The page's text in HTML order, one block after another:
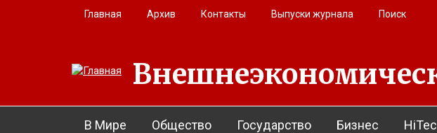
Перейти к основному содержанию
Главная Архив Контакты Выпуски журнала Поиск
В Мире Общество Государство Бизнес